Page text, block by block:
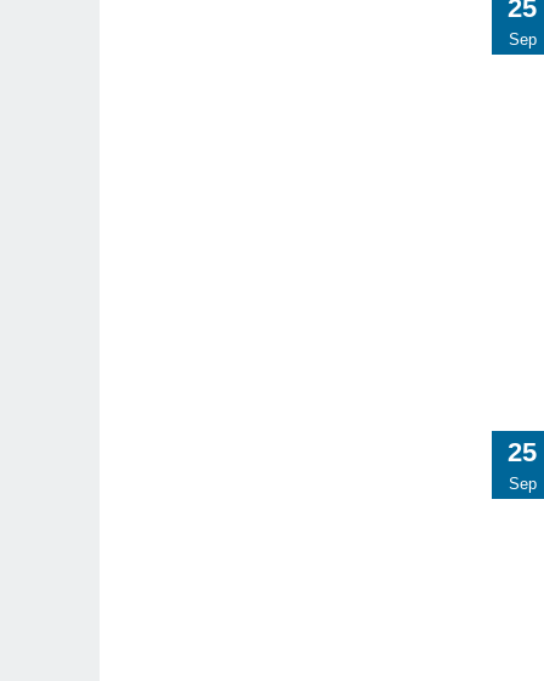
25
Sep
25
Sep